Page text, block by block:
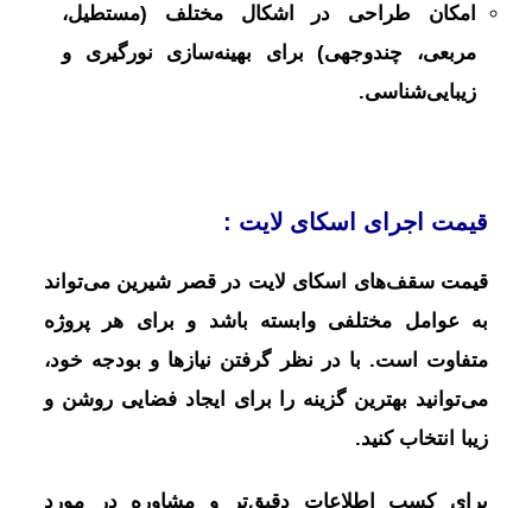
امکان طراحی در اشکال مختلف (مستطیل،
مربعی، چندوجهی) برای بهینه‌سازی نورگیری و
زیبایی‌شناسی.
قیمت اجرای اسکای لایت :
قیمت سقف‌های اسکای لایت در قصر شیرین می‌تواند
به عوامل مختلفی وابسته باشد و برای هر پروژه
متفاوت است. با در نظر گرفتن نیازها و بودجه خود،
می‌توانید بهترین گزینه را برای ایجاد فضایی روشن و
زیبا انتخاب کنید.
برای کسب اطلاعات دقیق‌تر و مشاوره در مورد